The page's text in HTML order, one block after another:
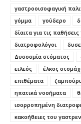
γαστροοισοφαγική
γόμμα
γούδερο
δίαιτα για τις
διατροφολόγοι
Δυσοσμία στόματος
ειλεός
έλκος
επιθέματα
ζαμπούρι
ηπατικά νοσήματα
ισορροπημένη
κακοήθειες του